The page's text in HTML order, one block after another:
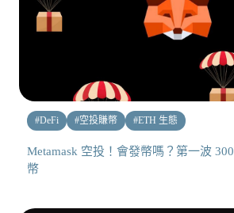
#DeFi #空投賺幣 #ETH 生態
Metamask 空投！會發幣嗎？第一波
幣